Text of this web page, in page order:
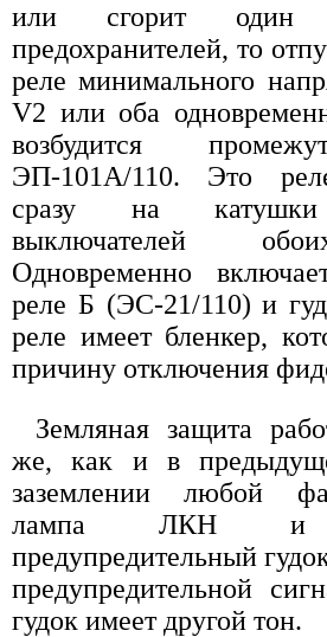
или сгорит один
предохранителей, то
реле минимального
V2 или оба
возбудится
ЭП-101А/110. Это реле
сразу на катушки
выключателей
Одновременно
реле Б (ЭС-21/110) и
реле имеет бленкер,
причину отключения
Земляная защита
же, как и в
заземлении любой
лампа ЛКН и
предупредительный
предупредительной
гудок имеет другой тон.